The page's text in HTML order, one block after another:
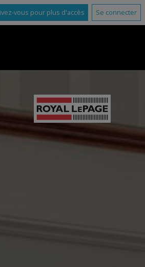
vous pour plus d'accès Se connecter